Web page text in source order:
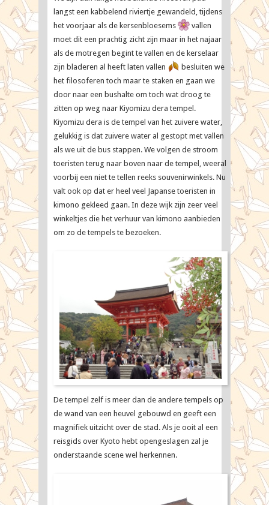
langst een kabbelend riviertje gewandeld, tijdens
het voorjaar als de kersenbloesems
vallen
moet dit een prachtig zicht zijn maar in het najaar
als de motregen begint te vallen en de kerselaar
zijn bladeren al heeft laten vallen
besluiten we
het filosoferen toch maar te staken en gaan we
door naar een bushalte om toch wat droog te
zitten op weg naar Kiyomizu dera tempel.
Kiyomizu dera is de tempel van het zuivere water,
gelukkig is dat zuivere water al gestopt met vallen
als we uit de bus stappen. We volgen de stroom
toeristen terug naar boven naar de tempel, weeral
voorbij een niet te tellen reeks souvenirwinkels. Nu
valt ook op dat er heel veel Japanse toeristen in
kimono gekleed gaan. In deze wijk zijn zeer veel
winkeltjes die het verhuur van kimono aanbieden
om zo de tempels te bezoeken.
De tempel zelf is meer dan de andere tempels op
de wand van een heuvel gebouwd en geeft een
magnifiek uitzicht over de stad. Als je ooit al een
reisgids over Kyoto hebt opengeslagen zal je
onderstaande scene wel herkennen.